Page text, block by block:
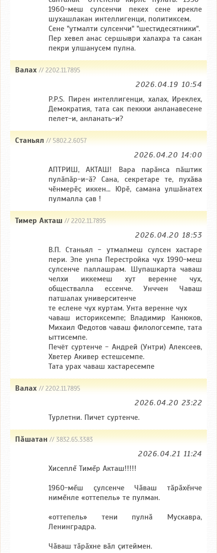
1960-меш сулсенчи пекех сене ирекле
шухашлакан интеллигенци, политиксем.
Сене "утмалти сулсенчи" "шестидесятники".
Пер хевел анас сершыври халахра та сакан
пекри улшанусем пулна.
Валах// 2202.11.7895
2026.04.19 10:54
P.P.S. Пирен интеллигенци, халах, Иреклех,
Демократия, тата сак пеккки анланавесене
пелет-и, анланать-и?
Станьял// 5802.2.6057
2026.04.20 14:00
АПТРИШ, АКТАШ! Вара парӑнса пӑштик
пулӑпӑр-и-ӑ? Сана, секретаре те, пухӑва
чӗнмерӗҫ иккен... Юрӗ, самана улшӑнатех
пулмалла ҫав !
Тимер Акташ// 2202.11.7895
2026.04.20 18:53
В.П. Станьял - утмалмеш сулсен хастаре
пери. Эпе унпа Перестройка чух 1990-меш
сулсенче паллашрам. Шупашкарта чаваш
челхи иккемеш хут веренне чух,
обществалла ессенче. Унччен Чаваш
патшалах университенче
те еслене чух куртам. Унта веренне чух
чаваш историксемпе; Владимир Канюков,
Михаил Федотов чаваш филологсемпе, тата
ыттисемпе.
Печёт суртенче - Андрей (Унтри) Алексеев,
Хветер Акивер естешсемпе.
Тата урах чаваш хастаресемпе
Валах// 2202.11.7895
2026.04.20 23:22
Турлетни. Пичет суртенче.
Пăшатан// 3832.65.3383
2026.04.21 11:24
Хисеплĕ Тимĕр Акташ!!!!!
1960-мĕш çулсенче Чăваш тăрăхĕнче
нимĕнле «оттепель» те пулман.
«оттепель» тени пулнă Мускавра,
Ленинградра.
Чăваш тăрăхне вăл çитеймен.